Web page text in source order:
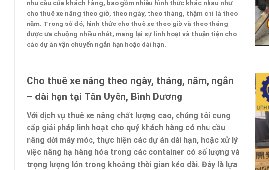
nhu cầu của khách hàng, bao gồm nhiều hình thức khác nhau như
cho thuê xe nâng theo giờ, theo ngày, theo tháng, thậm chí là theo
năm. Trong số đó, hình thức cho thuê xe theo giờ và theo tháng
được ưa chuộng nhiều nhất, mang lại sự linh hoạt và thuận tiện cho
các dự án vận chuyển ngắn hạn hoặc dài hạn.
Cho thuê xe nâng theo ngày, tháng, năm, ngắn
– dài hạn tại Tân Uyên, Bình Dương
Với dịch vụ thuê xe nâng chất lượng cao, chúng tôi cung
cấp giải pháp linh hoạt cho quý khách hàng có nhu cầu
nâng dời máy móc, thực hiện các dự án dài hạn, hoặc xử lý
việc nâng hạ hàng hóa trong các container có số lượng và
trọng lượng lớn trong khoảng thời gian kéo dài. Đây là lựa